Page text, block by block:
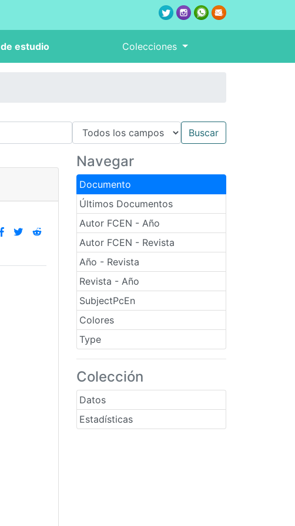
estudio Colecciones
Navegar
Documento
Últimos Documentos
Autor FCEN - Año
Autor FCEN - Revista
Año - Revista
Revista - Año
SubjectPcEn
Colores
Type
Colección
Datos
Estadísticas